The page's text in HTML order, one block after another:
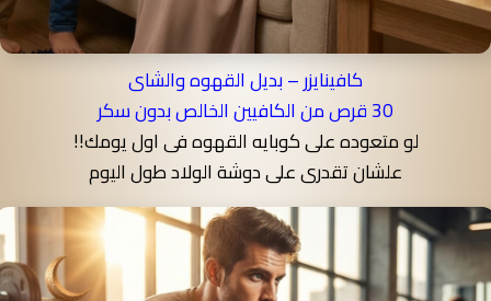
كافينايزر – بديل القهوه والشاى
30 قرص من الكافيين الخالص بدون سكر
لو متعوده على كوبايه القهوه فى اول يومك!!
علشان تقدرى على دوشة الولاد طول اليوم